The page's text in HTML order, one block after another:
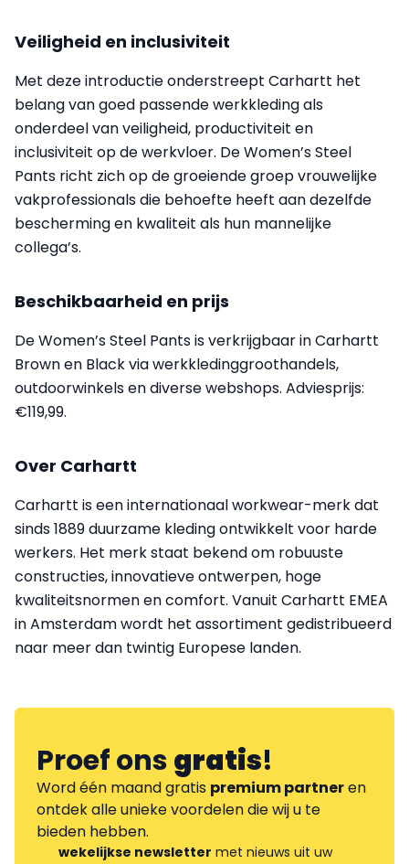
Veiligheid en inclusiviteit
Met deze introductie onderstreept Carhartt het
belang van goed passende werkkleding als
onderdeel van veiligheid, productiviteit en
inclusiviteit op de werkvloer. De Women’s Steel
Pants richt zich op de groeiende groep vrouwelijke
vakprofessionals die behoefte heeft aan dezelfde
bescherming en kwaliteit als hun mannelijke
collega’s.
Beschikbaarheid en prijs
De Women’s Steel Pants is verkrijgbaar in Carhartt
Brown en Black via werkkledinggroothandels,
outdoorwinkels en diverse webshops. Adviesprijs:
€119,99.
Over Carhartt
Carhartt is een internationaal workwear-merk dat
sinds 1889 duurzame kleding ontwikkelt voor harde
werkers. Het merk staat bekend om robuuste
constructies, innovatieve ontwerpen, hoge
kwaliteitsnormen en comfort. Vanuit Carhartt EMEA
in Amsterdam wordt het assortiment gedistribueerd
naar meer dan twintig Europese landen.
Proef onsgratis!
Word één maand gratis premium partneren
ontdek alle unieke voordelen die wij u te
bieden hebben.
wekelijkse newsletter met nieuws uit uw